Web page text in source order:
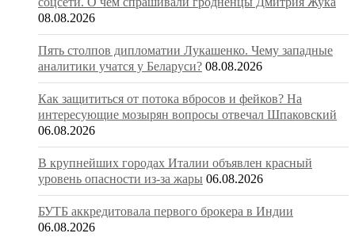
08.08.2026
Пять столпов дипломатии Лукашенко. Чему западные
аналитики учатся у Беларуси? 08.08.2026
Как защититься от потока вбросов и фейков? На
интересующие мозырян вопросы отвечал Шпаковский
06.08.2026
В крупнейших городах Италии объявлен красный
уровень опасности из-за жары 06.08.2026
БУТБ аккредитовала первого брокера в Индии
06.08.2026